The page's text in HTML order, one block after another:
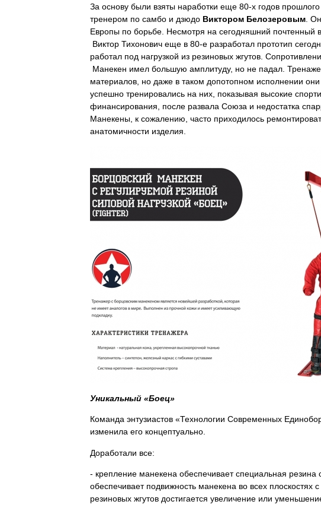
За основу были взяты наработки еще 80-х годов
тренером по самбо и дзюдо Виктором Белозеровым .
Европы по борьбе. Несмотря на сегодняшний почтенный
Виктор Тихонович еще в 80-е разработал прототип
работал под нагрузкой из резиновых жгутов.
Манекен имел большую амплитуду, но не падал.
материалов, но даже в таком допотопном исполнении
успешно тренировались на них, показывая высокие
финансирования, после развала Союза и недостатка
Манекены, к сожалению, часто приходилось
анатомичности изделия.
Уникальный «Боец»
Команда энтузиастов «Технологии Современных
изменила его концептуально.
Доработали все:
- крепление манекена обеспечивает специальная резина
обеспечивает подвижность манекена во всех плоскостях с
резиновых жгутов достигается увеличение или